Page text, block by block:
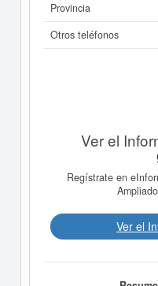
Provincia
Otros teléfonos
Ver el
Regístrate en
Ver el